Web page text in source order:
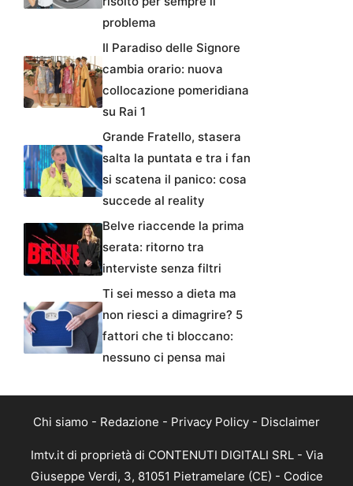
problema
Il Paradiso delle Signore
cambia orario: nuova
collocazione pomeridiana
su Rai 1
Grande Fratello, stasera
salta la puntata e tra i fan
si scatena il panico: cosa
succede al reality
Belve riaccende la prima
serata: ritorno tra
interviste senza filtri
Ti sei messo a dieta ma
non riesci a dimagrire? 5
fattori che ti bloccano:
nessuno ci pensa mai
Chi siamo - Redazione - Privacy Policy - Disclaimer
Imtv.it di proprietà di CONTENUTI DIGITALI SRL - Via
Giuseppe Verdi, 3, 81051 Pietramelare (CE) - Codice